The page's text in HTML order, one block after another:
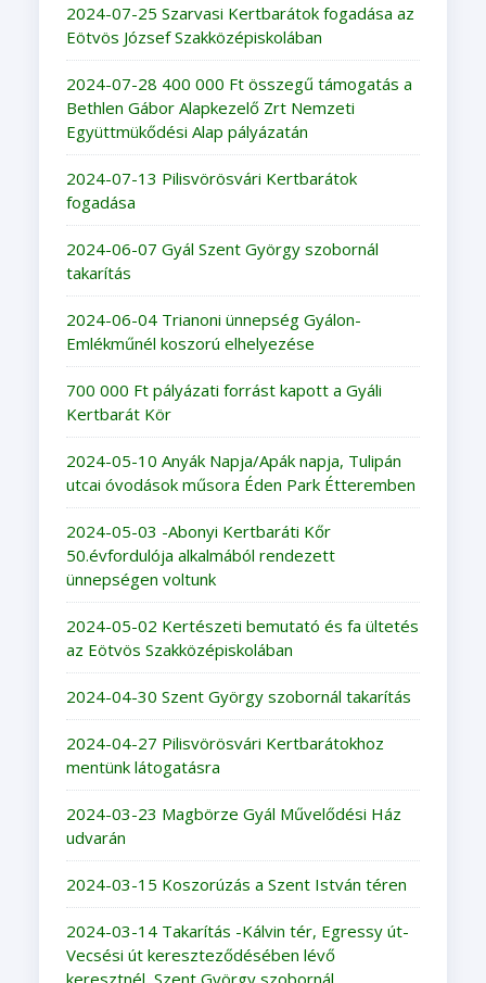
2024-07-25 Szarvasi Kertbarátok fogadása az
Eötvös József Szakközépiskolában
2024-07-28 400 000 Ft összegű támogatás a
Bethlen Gábor Alapkezelő Zrt Nemzeti
Együttmükődési Alap pályázatán
2024-07-13 Pilisvörösvári Kertbarátok
fogadása
2024-06-07 Gyál Szent György szobornál
takarítás
2024-06-04 Trianoni ünnepség Gyálon-
Emlékműnél koszorú elhelyezése
700 000 Ft pályázati forrást kapott a Gyáli
Kertbarát Kör
2024-05-10 Anyák Napja/Apák napja, Tulipán
utcai óvodások műsora Éden Park Étteremben
2024-05-03 -Abonyi Kertbaráti Kőr
50.évfordulója alkalmából rendezett
ünnepségen voltunk
2024-05-02 Kertészeti bemutató és fa ültetés
az Eötvös Szakközépiskolában
2024-04-30 Szent György szobornál takarítás
2024-04-27 Pilisvörösvári Kertbarátokhoz
mentünk látogatásra
2024-03-23 Magbörze Gyál Művelődési Ház
udvarán
2024-03-15 Koszorúzás a Szent István téren
2024-03-14 Takarítás -Kálvin tér, Egressy út-
Vecsési út kereszteződésében lévő
keresztnél, Szent György szobornál